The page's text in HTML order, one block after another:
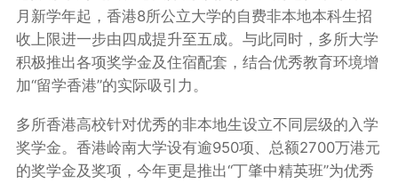
月新学年起，香港8所公立大学的自费非本地本科生招
收上限进一步由四成提升至五成。与此同时，多所大学
积极推出各项奖学金及住宿配套，结合优秀教育环境增
加“留学香港”的实际吸引力。
多所香港高校针对优秀的非本地生设立不同层级的入学
奖学金。香港岭南大学设有逾950项、总额2700万港元
的奖学金及奖项，今年更是推出“丁肇中精英班”为优秀